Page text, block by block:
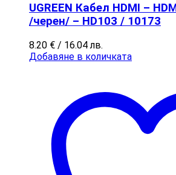
UGREEN Кабел HDMI –
/черен/ – HD103 / 10173
8.20 € / 16.04 лв.
Добавяне в количката